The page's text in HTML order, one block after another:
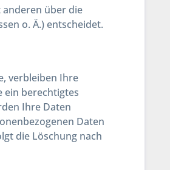
über die
o. Ä.) entscheidet.
verbleiben Ihre
ein berechtigtes
Ihre Daten
Daten
die Löschung nach